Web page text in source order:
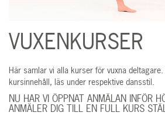
VUXENKURSER
Här samlar vi alla kurser för vuxna
kursinnehåll, läs under respektive dansstil.
NU HAR VI ÖPPNAT ANMÄLAN INFÖR
ANMÄLER DIG TILL EN FULL KURS